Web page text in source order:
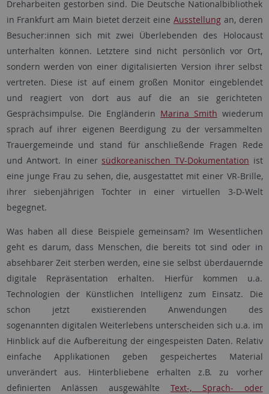
Dreharbeiten gestorben sind. Die Deutsche Nationalbibliothek
in Frankfurt am Main bietet derzeit eine Ausstellungan, deren
Besucher:innen sich mit zwei Überlebenden des Holocaust
unterhalten können. Letztere sind nicht persönlich vor Ort,
sondern werden von einer digitalisierten Version ihrer selbst
vertreten. Diese ist auf einem großen Monitor eingeblendet
und reagiert von dort aus auf die an sie gerichteten
Gesprächsimpulse. Die Engländerin Marina Smith wiederum
sprach auf ihrer eigenen Beerdigung zu der versammelten
Trauergemeinde und stand für anschließende Fragen Rede
und Antwort. In einer südkoreanischen TV-Dokumentation ist
eine junge Frau zu sehen, die, ausgestattet mit einer VR-Brille,
ihrer siebenjährigen Tochter in einer virtuellen 3-D-Welt
begegnet.
Was haben all diese Beispiele gemeinsam? Im Wesentlichen
geht es darum, dass Menschen, die bereits tot sind oder in
absehbarer Zeit sterben werden, eine sie selbst überdauernde
digitale Repräsentation erhalten. Hierfür kommen u.a.
Technologien der Künstlichen Intelligenz zum Einsatz. Die
schon jetzt existierenden Anwendungen des
sogenannten digitalen Weiterlebens unterscheiden sich u.a. im
Hinblick auf die Aufbereitung der eingespeisten Daten. Relativ
einfache Applikationen geben gespeichertes Material
unverändert aus. Hinterbliebene erhalten z.B. zu vorher
definierten Anlässen ausgewählte Text-, Sprach- oder